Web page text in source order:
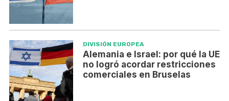
DIVISIÓN EUROPEA
Alemania e Israel: por qué la UE
no logró acordar restricciones
comerciales en Bruselas